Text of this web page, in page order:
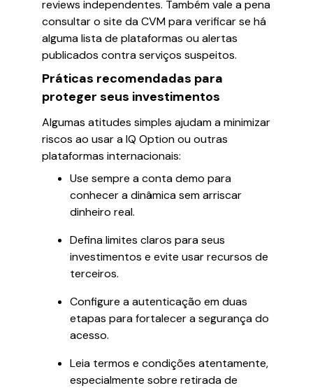
reviews independentes. Também vale a pena
consultar o site da CVM para verificar se há
alguma lista de plataformas ou alertas
publicados contra serviços suspeitos.
Práticas recomendadas para
proteger seus investimentos
Algumas atitudes simples ajudam a minimizar
riscos ao usar a IQ Option ou outras
plataformas internacionais:
Use sempre a conta demo para
conhecer a dinâmica sem arriscar
dinheiro real.
Defina limites claros para seus
investimentos e evite usar recursos de
terceiros.
Configure a autenticação em duas
etapas para fortalecer a segurança do
acesso.
Leia termos e condições atentamente,
especialmente sobre retirada de